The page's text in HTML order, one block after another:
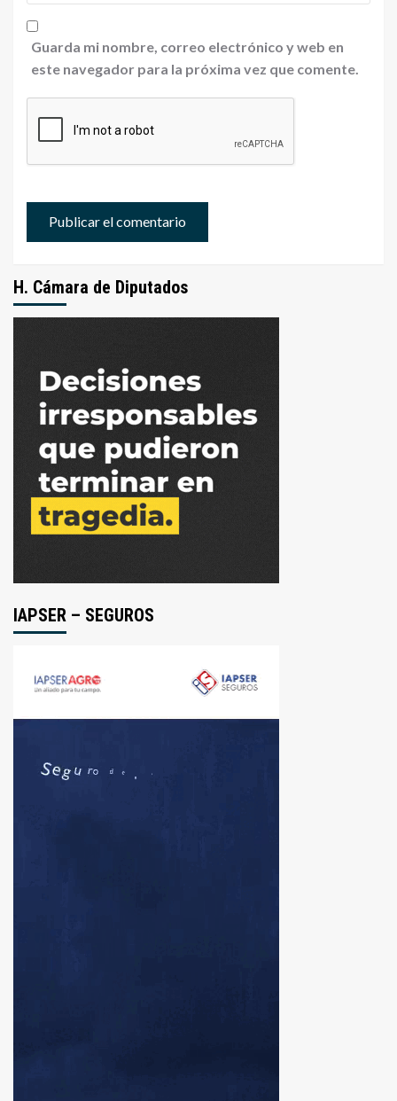
Guarda mi nombre, correo electrónico y web en
este navegador para la próxima vez que comente.
H. Cámara de Diputados
IAPSER – SEGUROS